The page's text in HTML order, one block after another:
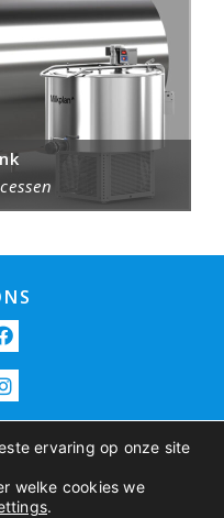
ervaring op onze site
welke cookies we
.